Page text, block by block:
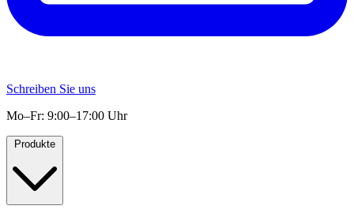
Schreiben Sie uns
Mo–Fr: 9:00–17:00 Uhr
Produkte